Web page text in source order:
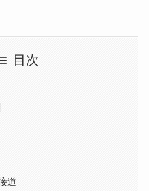
目次
道